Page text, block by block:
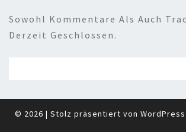
Sowohl Kommentare Als Auch
Derzeit Geschlossen.
© 2026 | Stolz präsentiert von WordPress